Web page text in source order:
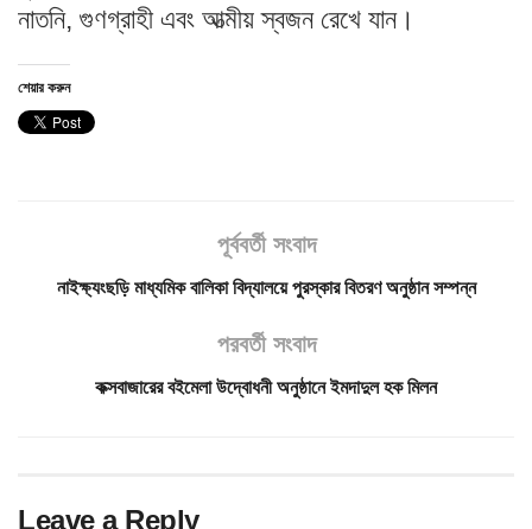
নাতনি, গুণগ্রাহী এবং আত্মীয় স্বজন রেখে যান।
শেয়ার করুন
পূর্ববর্তী সংবাদ
নাইক্ষ্যংছড়ি মাধ্যমিক বালিকা বিদ্যালয়ে পুরস্কার বিতরণ অনুষ্ঠান সম্পন্ন
পরবর্তী সংবাদ
কক্সবাজারের বইমেলা উদ্বোধনী অনুষ্ঠানে ইমদাদুল হক মিলন
Leave a Reply